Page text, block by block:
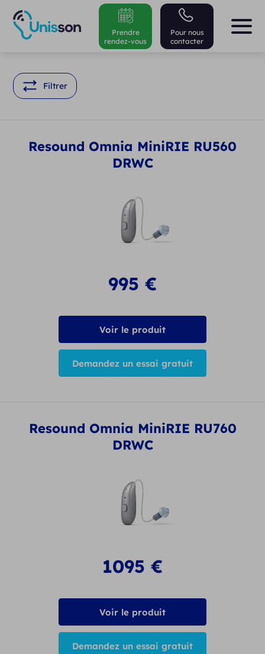
Pour nous
contacter
Prendre
rendez-vous
Filtrer
Resound Omnia MiniRIE RU560
DRWC
995 €
Voir le produit
Demandez un essai gratuit
Resound Omnia MiniRIE RU760
DRWC
1095 €
Voir le produit
Demandez un essai gratuit